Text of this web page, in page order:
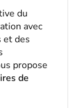
du
avec
et des
propose
de